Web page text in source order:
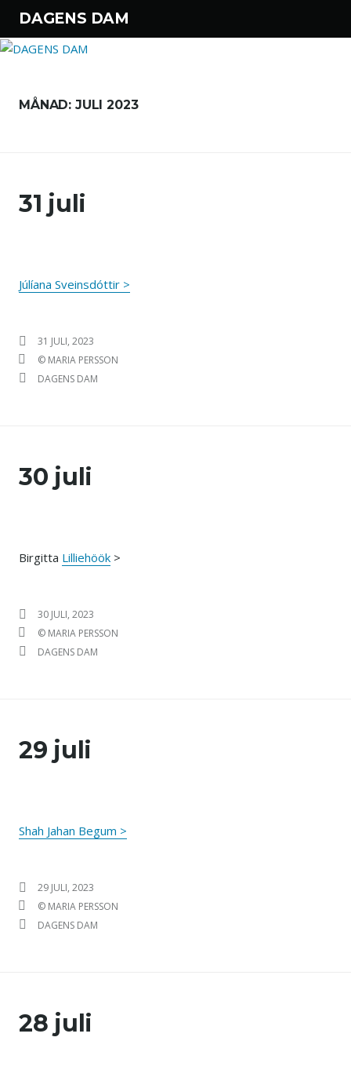
DAGENS DAM
MÅNAD: JULI 2023
31 juli
Júlíana Sveinsdóttir >
PUBLICERAT DEN
31 JULI, 2023
FÖRFATTARE
© MARIA PERSSON
KATEGORIER
DAGENS DAM
30 juli
Birgitta Lilliehöök >
PUBLICERAT DEN
30 JULI, 2023
FÖRFATTARE
© MARIA PERSSON
KATEGORIER
DAGENS DAM
29 juli
Shah Jahan Begum >
PUBLICERAT DEN
29 JULI, 2023
FÖRFATTARE
© MARIA PERSSON
KATEGORIER
DAGENS DAM
28 juli